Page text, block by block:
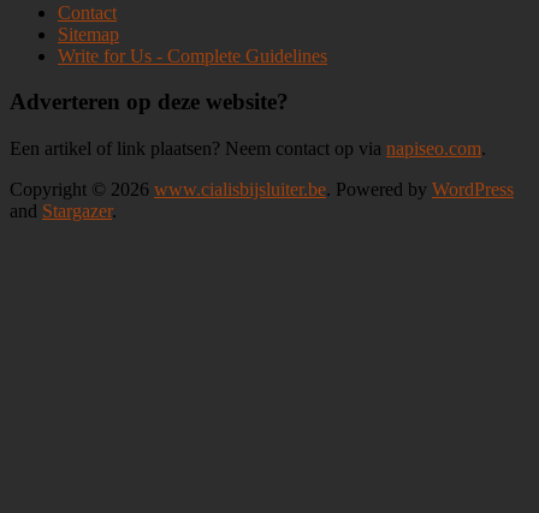
Contact
Sitemap
Write for Us - Complete Guidelines
Adverteren op deze website?
Een artikel of link plaatsen? Neem contact op via napiseo.com.
Copyright © 2026 www.cialisbijsluiter.be. Powered by WordPress
and Stargazer.